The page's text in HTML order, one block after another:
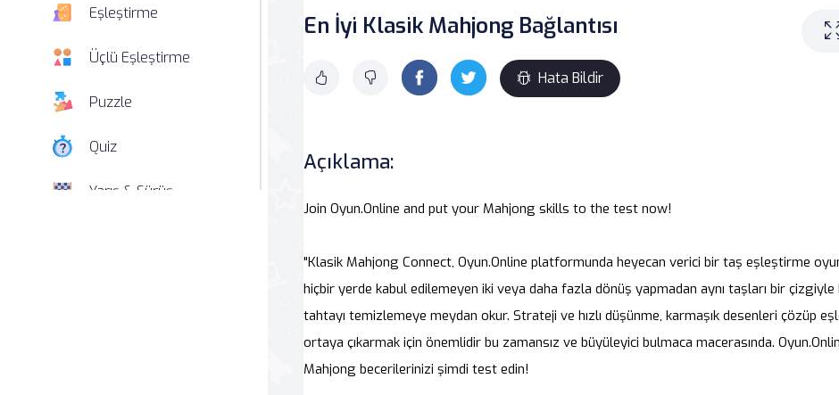
Eşleştirme
Üçlü Eşleştirme
Puzzle
Quiz
Yarış & Sürüş
En İyi Klasik Mahjong Bağlantısı
Hata Bildir
Açıklama:
Join Oyun.Online and put your Mahjong skills to the test now!
"Klasik Mahjong Connect, Oyun.Online platformunda heyecan verici bir taş eşleştirme
hiçbir yerde kabul edilemeyen iki veya daha fazla dönüş yapmadan aynı taşları bir
tahtayı temizlemeye meydan okur. Strateji ve hızlı düşünme, karmaşık desenleri çözüp
ortaya çıkarmak için önemlidir bu zamansız ve büyüleyici bulmaca macerasında.
Mahjong becerilerinizi şimdi test edin!